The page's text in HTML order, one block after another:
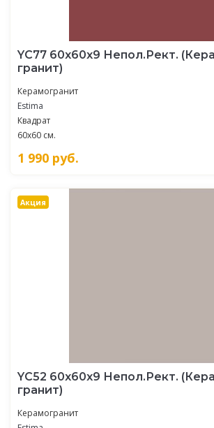
YC77 60x60x9 Непол.Рект.
гранит)
Керамогранит
Estima
Квадрат
60x60 см.
1 990 руб.
Акция
YC52 60x60x9 Непол.Рект.
гранит)
Керамогранит